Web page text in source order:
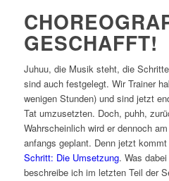
GESCHAFFT!
Juhuu, die Musik steht, die
sind auch festgelegt. Wir Trainer
wenigen Stunden) und sind jetzt
Tat umzusetzten. Doch, puhh,
Wahrscheinlich wird er dennoch
anfangs geplant. Denn jetzt
Schritt: Die Umsetzung. Was
beschreibe ich im letzten Teil der